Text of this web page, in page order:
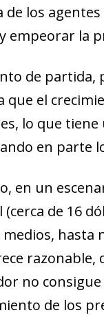
in a new
(opens in a
(opens in a
in a new
de los
empeorar la
de partida,
que el
lo que
en parte
en un
de 16
hasta
razonable,
no
de los